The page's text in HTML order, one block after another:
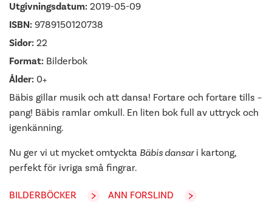
Utgivningsdatum: 2019-05-09
ISBN: 9789150120738
Sidor: 22
Format: Bilderbok
Ålder: 0+
Bäbis gillar musik och att dansa! Fortare och fortare tills –
pang! Bäbis ramlar omkull. En liten bok full av uttryck och
igenkänning.
Nu ger vi ut mycket omtyckta Bäbis dansari kartong,
perfekt för ivriga små fingrar.
BILDERBÖCKER ANN FORSLIND